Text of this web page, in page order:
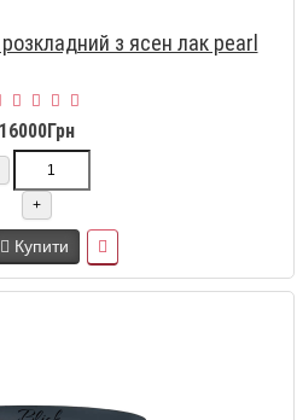
з ясен лак pearl
16000Грн
+
Купити